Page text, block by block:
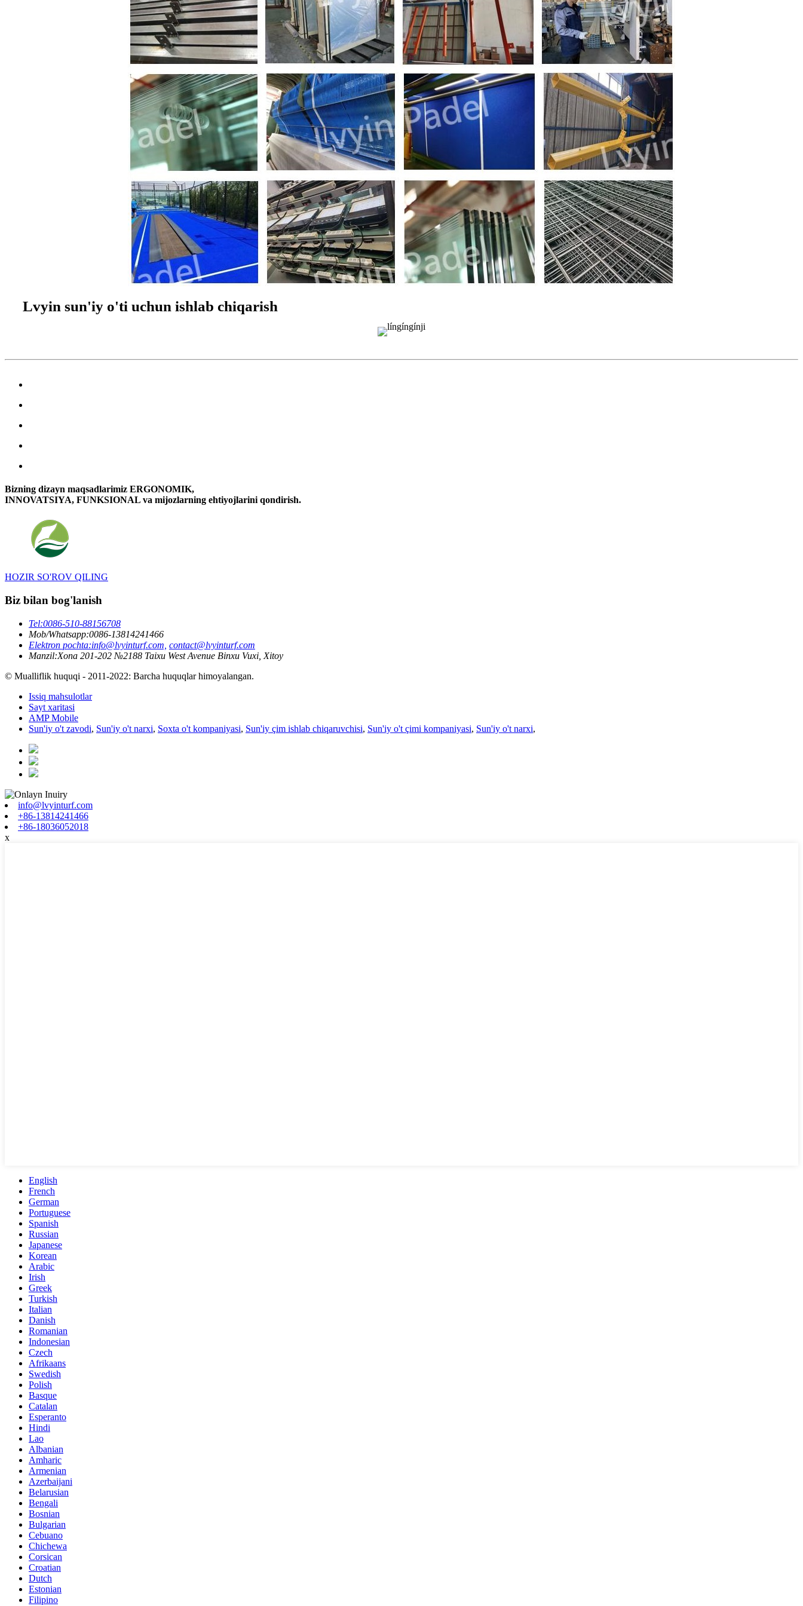
Lvyin sun'iy o'ti uchun ishlab chiqarish
Bizning dizayn maqsadlarimiz ERGONOMIK,
INNOVATSIYA, FUNKSIONAL va mijozlarning ehtiyojlarini qondirish.
HOZIR SO'ROV QILING
Biz bilan bog'lanish
Tel:0086-510-88156708
Mob/Whatsapp:0086-13814241466
Elektron pochta:info@lvyinturf.com, contact@lvyinturf.com
Manzil:Xona 201-202 №2188 Taixu West Avenue Binxu Vuxi, Xitoy
© Mualliflik huquqi - 2011-2022: Barcha huquqlar himoyalangan.
Issiq mahsulotlar
Sayt xaritasi
AMP Mobile
Sun'iy o't zavodi, Sun'iy o't narxi, Soxta o't kompaniyasi, Sun'iy çim ishlab chiqaruvchisi, Sun'iy o't çimi kompaniyasi, Sun'iy o't narxi,
info@lvyinturf.com
+86-13814241466
+86-18036052018
x
English
French
German
Portuguese
Spanish
Russian
Japanese
Korean
Arabic
Irish
Greek
Turkish
Italian
Danish
Romanian
Indonesian
Czech
Afrikaans
Swedish
Polish
Basque
Catalan
Esperanto
Hindi
Lao
Albanian
Amharic
Armenian
Azerbaijani
Belarusian
Bengali
Bosnian
Bulgarian
Cebuano
Chichewa
Corsican
Croatian
Dutch
Estonian
Filipino